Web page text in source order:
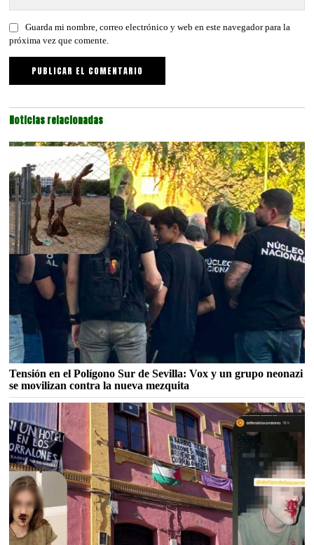
Guarda mi nombre, correo electrónico y web en este navegador para la
próxima vez que comente.
Noticias relacionadas
Tensión en el Polígono Sur de Sevilla: Vox y un grupo neonazi
se movilizan contra la nueva mezquita